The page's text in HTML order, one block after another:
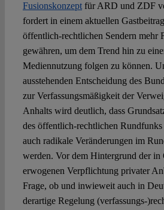
Fusionskonzeptfür ARD und ZDF
fordert in einem aktuellen
öffentlich-rechtlichen Sendern mehr
gewähren, um dem Trend hin zu
Mediennutzung folgen zu können.
ausstehenden Entscheidung des
zur Verfassungsmäßigkeit der
Anhalts wird deutlich, dass
des öffentlich-rechtlichen
auch radikale Veränderungen im
werden. Vor dem Hintergrund der in
erwogenen Verpflichtung privater
Frage, ob und inwieweit auch in
derartige Regelung (verfassungs-